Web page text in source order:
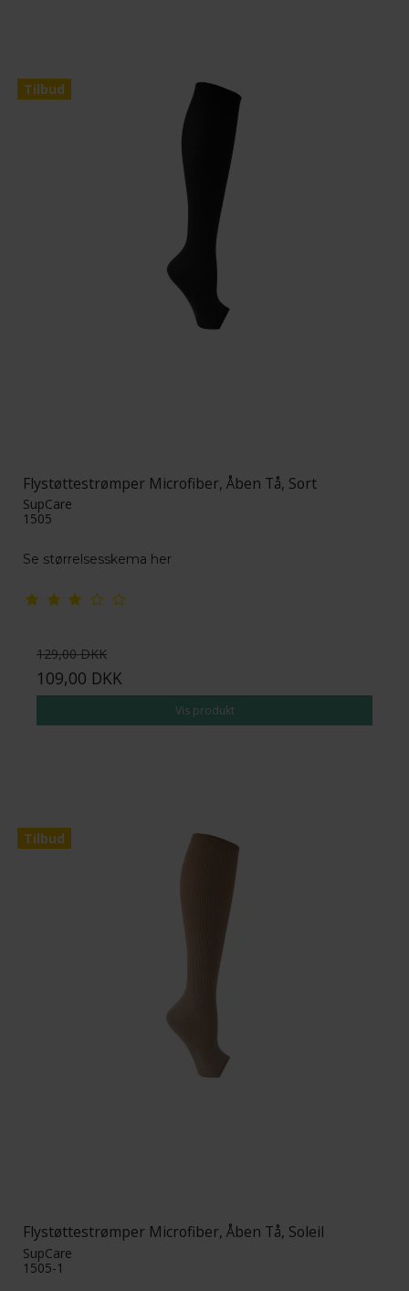
Tilbud
Flystøttestrømper Microfiber, Åben Tå, Sort
SupCare
1505
Se størrelsesskema her
129,00 DKK
109,00 DKK
Vis produkt
Tilbud
Flystøttestrømper Microfiber, Åben Tå, Soleil
SupCare
1505-1